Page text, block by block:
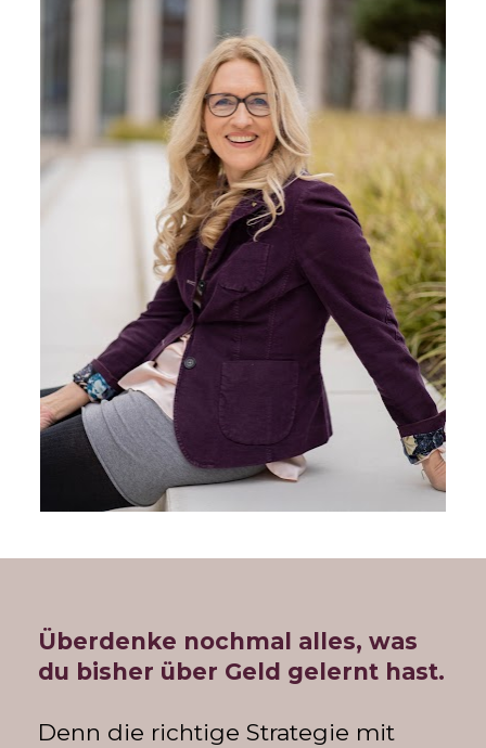
Überdenke nochmal alles, was
du bisher über Geld gelernt hast.
Denn die richtige Strategie mit